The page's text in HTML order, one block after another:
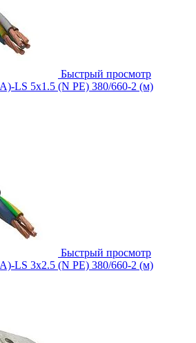
Быстрый просмотр
LS 5х1.5 (N PE) 380/660-2 (м)
Быстрый просмотр
LS 3х2.5 (N PE) 380/660-2 (м)